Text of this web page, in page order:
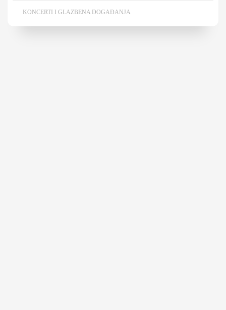
KONCERTI I GLAZBENA DOGAĐANJA